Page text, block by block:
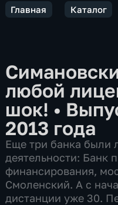
Главная Каталог
любой
шок! •
2013 года
Еще три банка были
деятельности: Банк
финансирования,
Смоленский. А с
дистанции уже 30.